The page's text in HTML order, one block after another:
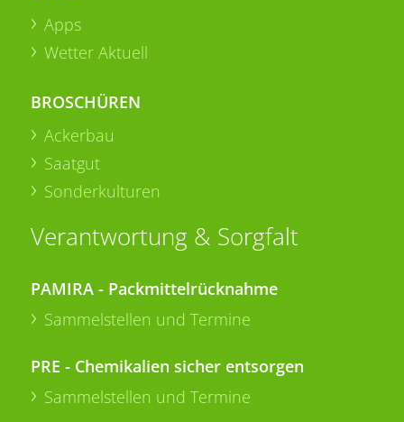
Apps
Wetter Aktuell
BROSCHÜREN
Ackerbau
Saatgut
Sonderkulturen
Verantwortung & Sorgfalt
PAMIRA - Packmittelrücknahme
Sammelstellen und Termine
PRE - Chemikalien sicher entsorgen
Sammelstellen und Termine